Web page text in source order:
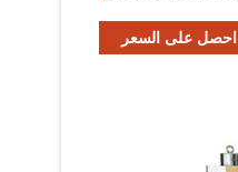
احصل على السعر